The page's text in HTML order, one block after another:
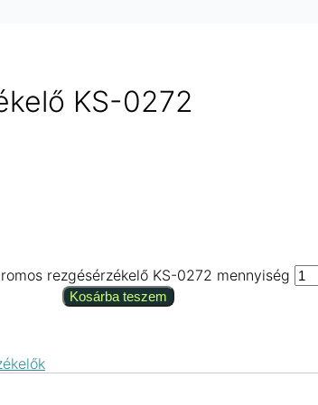
KS-0272
rezgésérzékelő KS-0272 mennyiség
Kosárba teszem